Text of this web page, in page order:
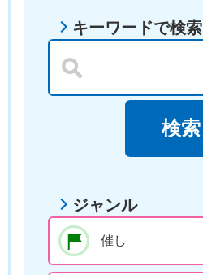
キーワードで検索
ジャンル
催し